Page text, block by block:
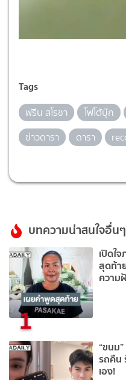
Tags
ฟรีน สโรชา โฟโต้บุ๊ก
ข่าวดารา
ดารา
บทความน่าสนใจอื่นๆ
1
เปิดใ
สุดท้า
ความ
“ขนม
รถคืน
เอง!